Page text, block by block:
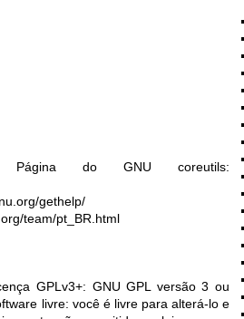
Página do GNU coreutils:
gethelp/
team/pt_BR.html
GPLv3+: GNU GPL versão 3 ou
livre: você é livre para alterá-lo e